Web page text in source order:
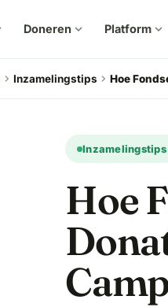
Doneren expand_more Platform expand_more
chevron_right Inzamelingstips chevron_right Hoe
Inzamelingstips
Hoe